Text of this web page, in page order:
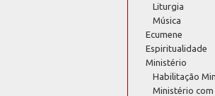
Liturgia
Música
Ecumene
Espiritualidade
Ministério
Habilitação
Ministério